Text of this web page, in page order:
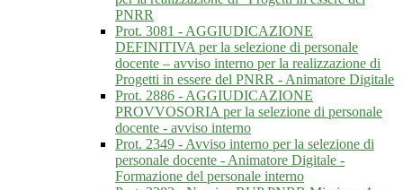
PNRR
Prot. 3081 - AGGIUDICAZIONE
DEFINITIVA per la selezione di personale
docente – avviso interno per la realizzazione di
Progetti in essere del PNRR - Animatore Digitale
Prot. 2886 - AGGIUDICAZIONE
PROVVOSORIA per la selezione di personale
docente - avviso interno
Prot. 2349 - Avviso interno per la selezione di
personale docente - Animatore Digitale -
Formazione del personale interno